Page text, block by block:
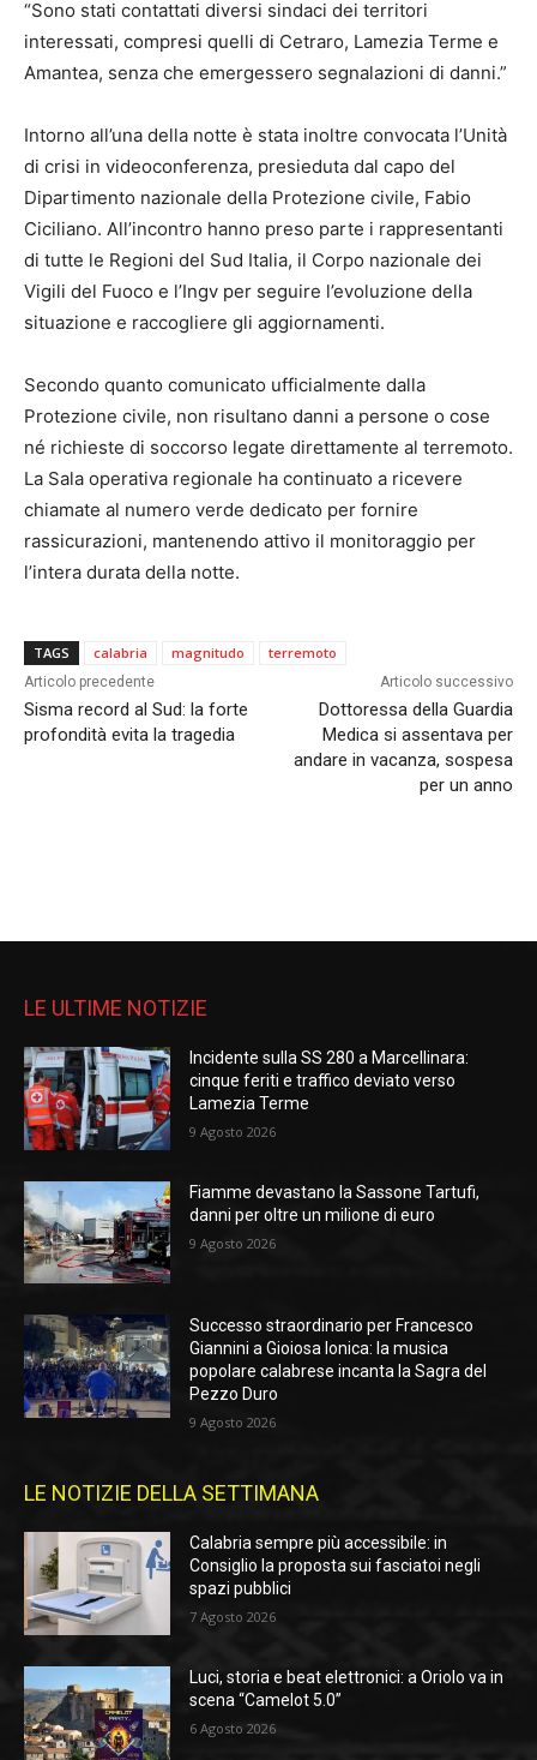
“Sono stati contattati diversi sindaci dei territori
interessati, compresi quelli di Cetraro, Lamezia Terme e
Amantea, senza che emergessero segnalazioni di danni.”
Intorno all’una della notte è stata inoltre convocata l’Unità
di crisi in videoconferenza, presieduta dal capo del
Dipartimento nazionale della Protezione civile, Fabio
Ciciliano. All’incontro hanno preso parte i rappresentanti
di tutte le Regioni del Sud Italia, il Corpo nazionale dei
Vigili del Fuoco e l’Ingv per seguire l’evoluzione della
situazione e raccogliere gli aggiornamenti.
Secondo quanto comunicato ufficialmente dalla
Protezione civile, non risultano danni a persone o cose
né richieste di soccorso legate direttamente al terremoto.
La Sala operativa regionale ha continuato a ricevere
chiamate al numero verde dedicato per fornire
rassicurazioni, mantenendo attivo il monitoraggio per
l’intera durata della notte.
TAGS calabria magnitudo terremoto
Articolo precedente
Sisma record al Sud: la forte
profondità evita la tragedia
Articolo successivo
Dottoressa della Guardia
Medica si assentava per
andare in vacanza, sospesa
per un anno
LE ULTIME NOTIZIE
Incidente sulla SS 280 a Marcellinara:
cinque feriti e traffico deviato verso
Lamezia Terme
9 Agosto 2026
Fiamme devastano la Sassone Tartufi,
danni per oltre un milione di euro
9 Agosto 2026
Successo straordinario per Francesco
Giannini a Gioiosa Ionica: la musica
popolare calabrese incanta la Sagra del
Pezzo Duro
9 Agosto 2026
LE NOTIZIE DELLA SETTIMANA
Calabria sempre più accessibile: in
Consiglio la proposta sui fasciatoi negli
spazi pubblici
7 Agosto 2026
Luci, storia e beat elettronici: a Oriolo va in
scena “Camelot 5.0”
6 Agosto 2026